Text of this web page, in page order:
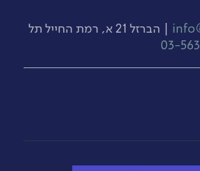
| הברזל 21 א, רמת החייל תל
03-